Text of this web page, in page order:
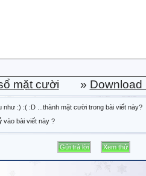
mặt cười » Download
như :) :( :D ...thành mặt cười trong bài viết này?
vào bài viết này ?